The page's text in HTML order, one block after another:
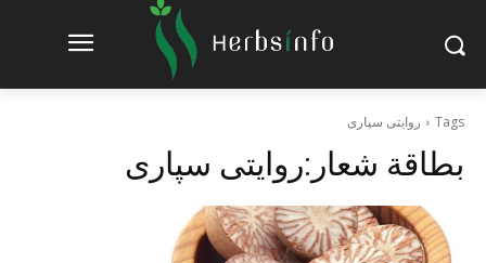
Tags روایتی سپاری
بطاقة شعار:روایتی سپاری